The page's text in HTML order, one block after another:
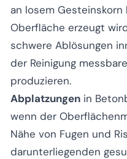
an losem
Oberfläche erzeugt
schwere Ablösungen
der Reinigung
produzieren.
Abplatzungen in
wenn der
Nähe von Fugen und
darunterliegenden